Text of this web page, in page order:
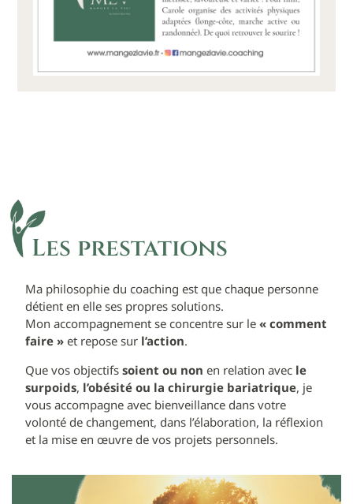
Les prestations
Ma philosophie du coaching est que chaque personne
détient en elle ses propres solutions.
Mon accompagnement se concentre sur le« comment
faire »et repose surl’action.
Que vos objectifssoient ou nonen relation avecle
surpoids,l’obésitéou la chirurgie bariatrique, je
vous accompagne avec bienveillance dans votre
volonté de changement, dans l’élaboration, la réflexion
et la mise en œuvre de vos projets personnels.